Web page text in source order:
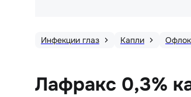
Инфекции глаз Капли
Лафракс 0,3%